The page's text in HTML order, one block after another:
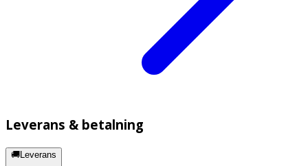
Leverans & betalning
🚚Leverans